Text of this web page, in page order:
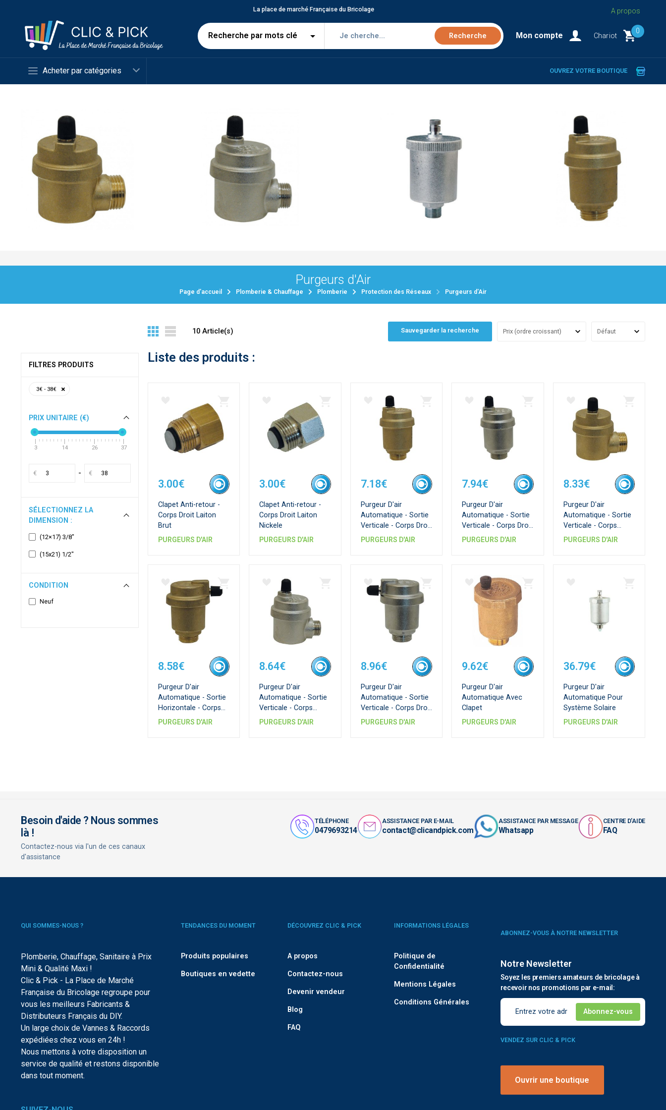
La place de marché Française du Bricolage A propos
Mon compte Chariot
0
Acheter par catégories OUVREZ VOTRE BOUTIQUE
Purgeurs d'Air
Page d'accueil Plomberie & Chauffage Plomberie Protection des Réseaux Purgeurs d'Air
FILTRES PRODUITS
3€ - 38€
PRIX UNITAIRE (€)
3 14 26 37
€ - €
SÉLECTIONNEZ LA
DIMENSION :
(12×17) 3/8"
(15x21) 1/2"
CONDITION
Neuf
10 Article(s) Sauvegarder la recherche
Liste des produits :
3.00€
Clapet Anti-retour -
Corps Droit Laiton
Brut
PURGEURS D'AIR
3.00€
Clapet Anti-retour -
Corps Droit Laiton
Nickele
PURGEURS D'AIR
7.18€
Purgeur D'air
Automatique - Sortie
Verticale - Corps Droit
Laiton Brut
PURGEURS D'AIR
7.94€
Purgeur D'air
Automatique - Sortie
Verticale - Corps Droit
Laiton Nickele
PURGEURS D'AIR
8.33€
Purgeur D'air
Automatique - Sortie
Verticale - Corps
Équerre Laiton Brut
PURGEURS D'AIR
8.58€
Purgeur D'air
Automatique - Sortie
Horizontale - Corps
Droit Laiton Brut
PURGEURS D'AIR
8.64€
Purgeur D'air
Automatique - Sortie
Verticale - Corps
Équerre Laiton
PURGEURS D'AIR
8.96€
Purgeur D'air
Automatique - Sortie
Verticale - Corps Droit
Laiton Nickele
PURGEURS D'AIR
9.62€
Purgeur D'air
Automatique Avec
Clapet
PURGEURS D'AIR
36.79€
Purgeur D'air
Automatique Pour
Système Solaire
PURGEURS D'AIR
Besoin d'aide ? Nous sommes
là !
Contactez-nous via l'un de ces canaux
d'assistance
TÉLÉPHONE
0479693214
ASSISTANCE PAR E-MAIL
contact@clicandpick.com
ASSISTANCE PAR MESSAGE
Whatsapp
CENTRE D'AIDE
FAQ
QUI SOMMES-NOUS ?
Plomberie, Chauffage, Sanitaire à Prix
Mini & Qualité Maxi !
Clic & Pick - La Place de Marché
Française du Bricolage regroupe pour
vous les meilleurs Fabricants &
Distributeurs Français du DIY.
Un large choix de Vannes & Raccords
expédiées chez vous en 24h !
Nous mettons à votre disposition un
service de qualité et restons disponible
dans tout moment.
TENDANCES DU MOMENT
Produits populaires
Boutiques en vedette
DÉCOUVREZ CLIC & PICK
A propos
Contactez-nous
Devenir vendeur
Blog
FAQ
INFORMATIONS LÉGALES
Politique de
Confidentialité
Mentions Légales
Conditions Générales
ABONNEZ-VOUS À NOTRE NEWSLETTER
Notre Newsletter
Soyez les premiers amateurs de bricolage à
recevoir nos promotions par e-mail:
VENDEZ SUR CLIC & PICK
Ouvrir une boutique